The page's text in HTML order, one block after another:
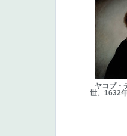
ヤコブ・
世、1632